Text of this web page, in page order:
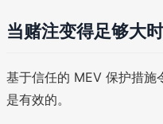
当赌注变得足够大
基于信任的 MEV 保护措施
是有效的。